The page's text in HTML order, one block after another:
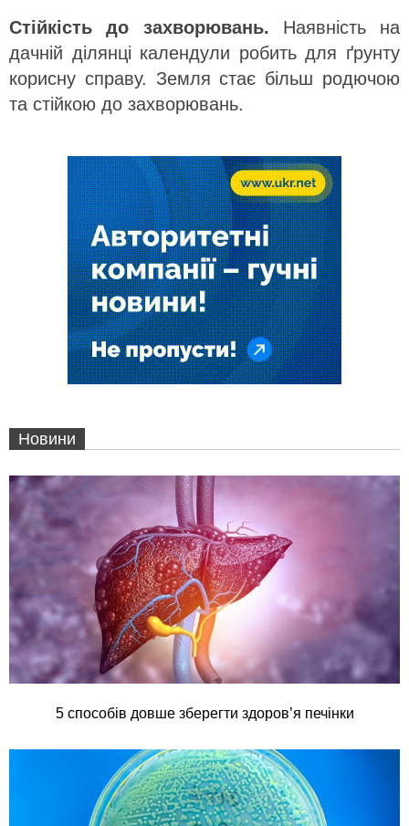
Стійкість до захворювань. Наявність на
дачній ділянці календули робить для ґрунту
корисну справу. Земля стає більш родючою
та стійкою до захворювань.
Новини
5 способів довше зберегти здоров’я печінки